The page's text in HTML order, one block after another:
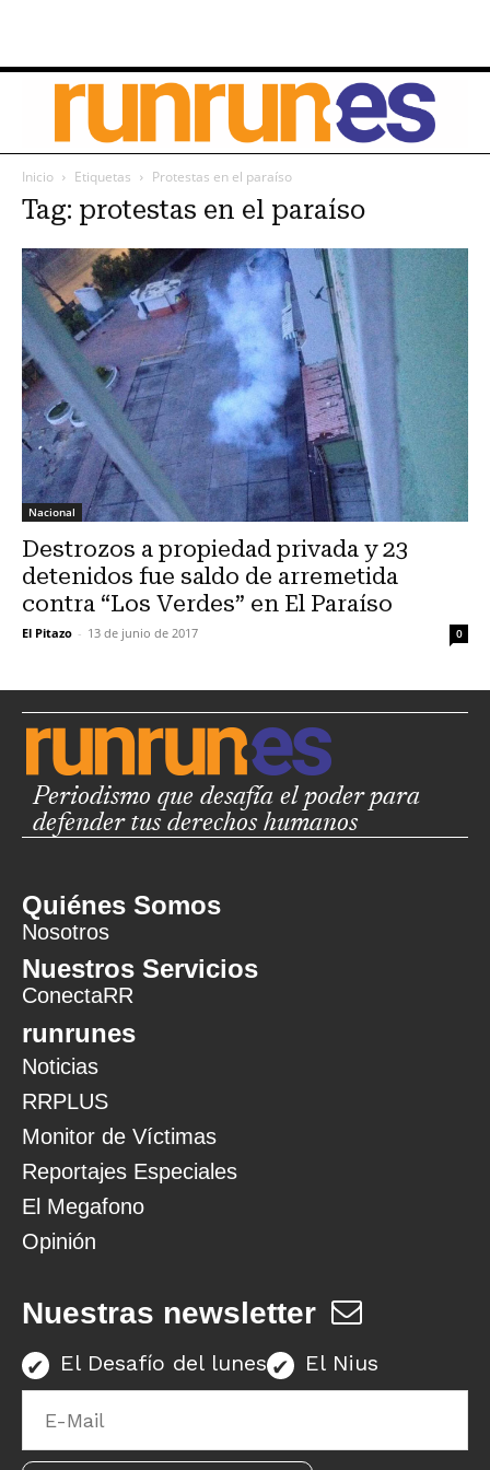
Inicio Etiquetas Protestas en el paraíso
Tag: protestas en el paraíso
Nacional
Destrozos a propiedad privada y 23
detenidos fue saldo de arremetida
contra “Los Verdes” en El Paraíso
El Pitazo - 13 de junio de 2017 0
Periodismo que desafía el poder para
defender tus derechos humanos
Quiénes Somos
Nosotros
Nuestros Servicios
ConectaRR
runrunes
Noticias
RRPLUS
Monitor de Víctimas
Reportajes Especiales
El Megafono
Opinión
Nuestras newsletter
El Desafío del lunes El Nius